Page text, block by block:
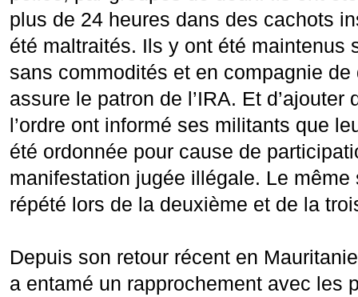
plus de 24 heures dans des cachots
été maltraités. Ils y ont été maintenus
sans commodités et en compagnie
assure le patron de l’IRA. Et d’ajouter
l’ordre ont informé ses militants que
été ordonnée pour cause de
manifestation jugée illégale. Le
répété lors de la deuxième et de la
Depuis son retour récent en
a entamé un rapprochement avec les